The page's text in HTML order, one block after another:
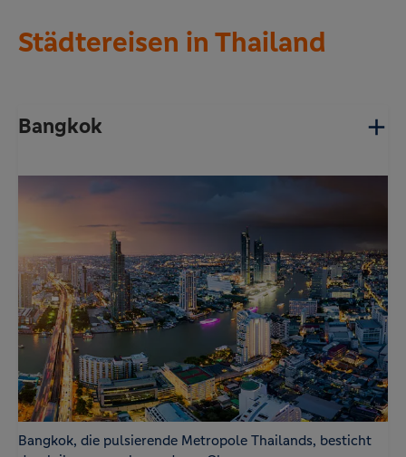
Städtereisen in Thailand
Bangkok
Bangkok, die pulsierende Metropole Thailands, besticht